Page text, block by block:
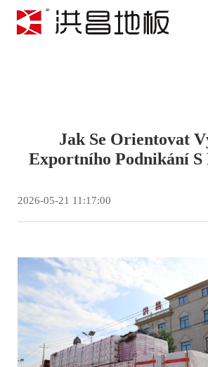
Jak Se Orientovat
Exportního Podnikání
2026-05-21 11:17:00